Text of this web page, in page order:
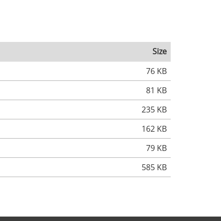
Size
76 KB
81 KB
235 KB
162 KB
79 KB
585 KB